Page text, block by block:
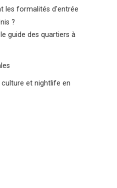
les formalités d'entrée
?
guide des quartiers à
culture et nightlife en